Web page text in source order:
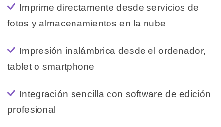
Imprime directamente desde servicios de
fotos y almacenamientos en la nube
Impresión inalámbrica desde el ordenador,
tablet o smartphone
Integración sencilla con software de edición
profesional